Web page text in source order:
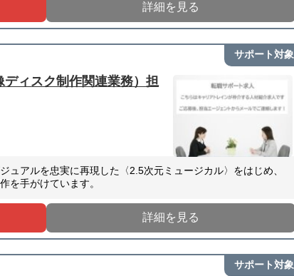
詳細を見る
サポート対象
ィスク制作関連業務）担
ュアルを忠実に再現した〈2.5次元ミュージカル〉をはじめ、
を手がけています。
詳細を見る
サポート対象